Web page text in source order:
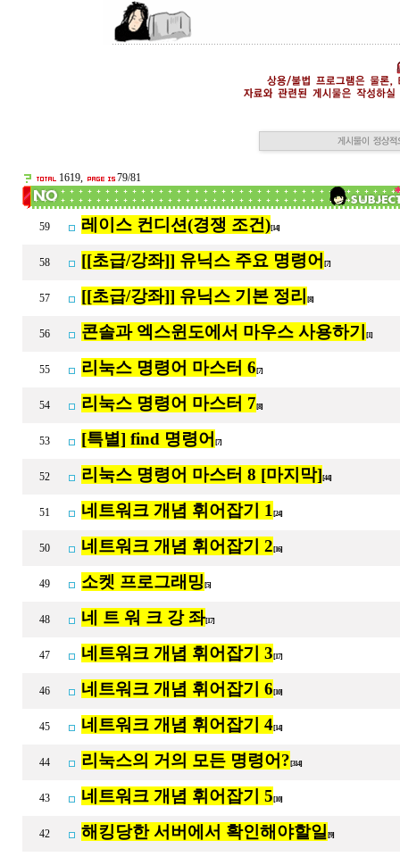
1619, 79/81
59 레이스 컨디션(경쟁 조건)[14]
58 [[초급/강좌]] 유닉스 주요 명령어 [7]
57 [[초급/강좌]] 유닉스 기본 정리 [8]
56 콘솔과 엑스윈도에서 마우스 사용하기 [1]
55 리눅스 명령어 마스터 6 [7]
54 리눅스 명령어 마스터 7 [8]
53 [특별] find 명령어 [7]
52 리눅스 명령어 마스터 8 [마지막] [44]
51 네트워크 개념 휘어잡기 1 [24]
50 네트워크 개념 휘어잡기 2 [16]
49 소켓 프로그래밍 [5]
48 네 트 워 크 강 좌[17]
47 네트워크 개념 휘어잡기 3 [17]
46 네트워크 개념 휘어잡기 6 [10]
45 네트워크 개념 휘어잡기 4[14]
44 리눅스의 거의 모든 명령어? [314]
43 네트워크 개념 휘어잡기 5 [10]
42 해킹당한 서버에서 확인해야할일 [9]